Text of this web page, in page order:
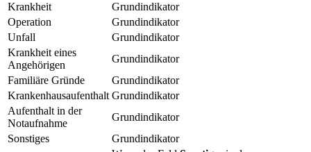
Krankheit
Grundindikator
Operation
Grundindikator
Unfall
Grundindikator
Krankheit eines
Angehörigen
Grundindikator
Familiäre Gründe
Grundindikator
Krankenhausaufenthalt Grundindikator
Aufenthalt in der
Notaufnahme
Grundindikator
Sonstiges
Grundindikator